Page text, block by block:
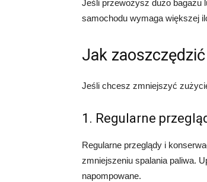
Jeśli przewożysz dużo bagażu
samochodu wymaga większej
Jak
Jeśli chcesz zmniejszyć
1. Regularne
Regularne przeglądy i
zmniejszeniu spalania paliwa.
napompowane.